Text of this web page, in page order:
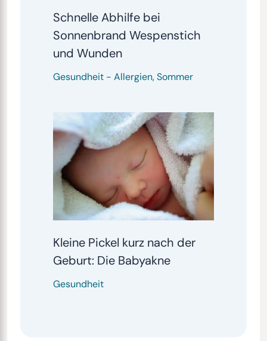
Schnelle Abhilfe bei
Sonnenbrand Wespenstich
und Wunden
Gesundheit- Allergien,Sommer
Kleine Pickel kurz nach der
Geburt: Die Babyakne
Gesundheit